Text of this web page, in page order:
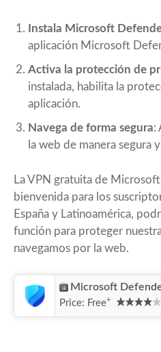
Instala Microsoft
aplicación Microsoft
Activa la protección de
instalada, habilita la
aplicación.
Navega de forma segura:
la web de manera segura
La VPN gratuita de
bienvenida para los
España y Latinoamérica,
función para proteger
navegamos por la web.
Microsoft
Price: Free+